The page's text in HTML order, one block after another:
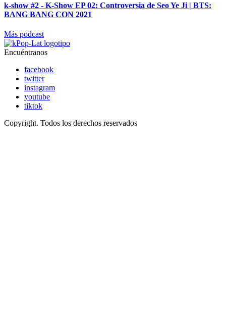
k-show #2 - K-Show EP 02: Controversia de Seo Ye Ji | BTS:
BANG BANG CON 2021
Más podcast
Encuéntranos
facebook
twitter
instagram
youtube
tiktok
Copyright. Todos los derechos reservados